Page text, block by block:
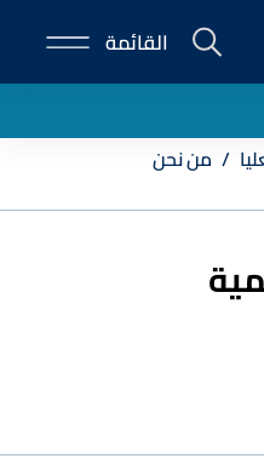
E-
Portal
القائمة
من نحن